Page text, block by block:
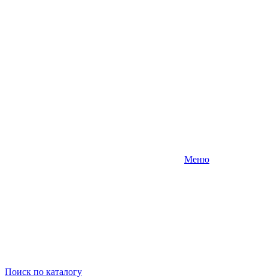
Меню
Поиск по каталогу